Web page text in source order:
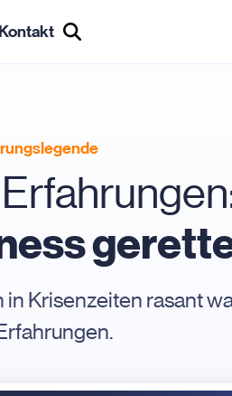
Kontakt
Krisenzeiten rasant